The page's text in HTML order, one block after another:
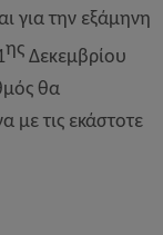
για την εξάμηνη
ης Δεκεμβρίου
θα
με τις εκάστοτε